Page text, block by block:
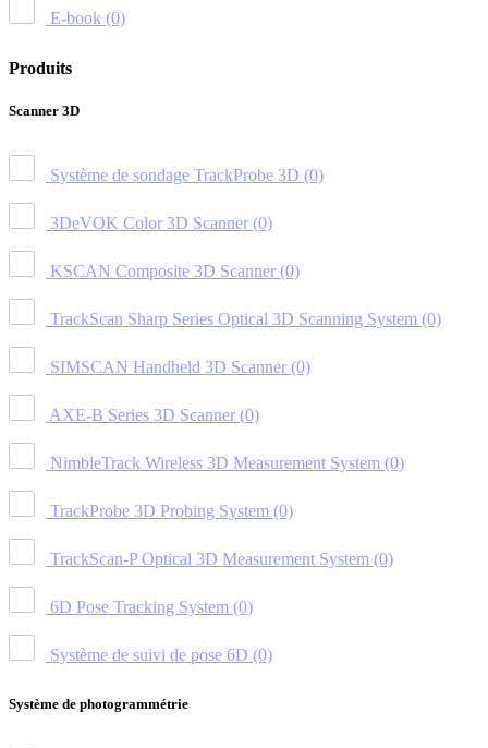
E-book (0)
Produits
Scanner 3D
Système de sondage TrackProbe 3D (0)
3DeVOK Color 3D Scanner (0)
KSCAN Composite 3D Scanner (0)
TrackScan Sharp Series Optical 3D Scanning System (0)
SIMSCAN Handheld 3D Scanner (0)
AXE-B Series 3D Scanner (0)
NimbleTrack Wireless 3D Measurement System (0)
TrackProbe 3D Probing System (0)
TrackScan-P Optical 3D Measurement System (0)
6D Pose Tracking System (0)
Système de suivi de pose 6D (0)
Système de photogrammétrie